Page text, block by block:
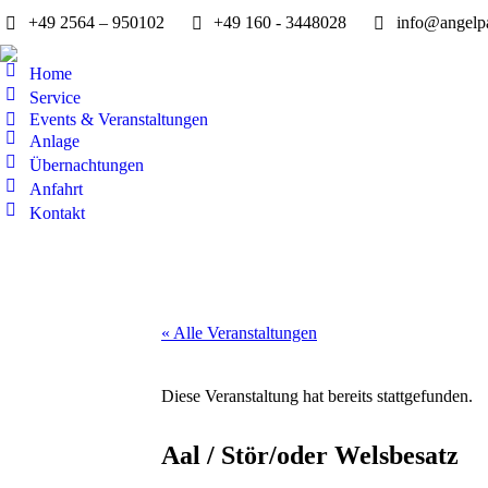
+49 2564 – 950102 +49 160 - 3448028
Home
Service
Events & Veranstaltungen
Anlage
Übernachtungen
Anfahrt
Kontakt
« Alle Veranstaltungen
Diese Veranstaltung hat bereits stattgefunden.
Aal / Stör/oder Welsbesatz